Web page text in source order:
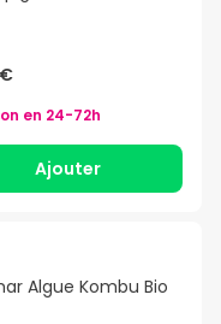
en 24-72h
Ajouter
Algue Kombu Bio